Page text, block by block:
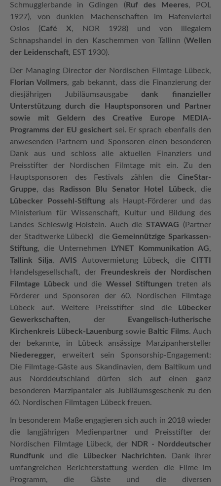
Schmugglerbande in Gdingen ( Ruf des Meeres, POL
1927), von dunklen Machenschaften im Hafenviertel
Oslos (Café X, NOR 1928) und von illegalem
Schnapshandel in den Kaschemmen von Tallinn (Wellen
der Leidenschaft, EST 1930).
Der Managing Director der Nordischen Filmtage Lübeck,
Florian Vollmers, gab bekannt, dass die Finanzierung der
diesjährigen Jubiläumsausgabedank finanzieller
Unterstützung durch die Hauptsponsoren und Partner
sowie mit Geldern des Creative Europe MEDIA-
Programms der EU gesichert sei. Er sprach ebenfalls den
anwesenden Partnern und Sponsoren einen besonderen
Dank aus und schloss alle aktuellen Finanziers und
Preisstifter der Nordischen Filmtage mit ein. Zu den
Hauptsponsoren des Festivals zählen die CineStar-
Gruppe, das Radisson Blu Senator Hotel Lübeck, die
Lübecker Possehl-Stiftungals Haupt-Förderer und das
Ministerium für Wissenschaft, Kultur und Bildung des
Landes Schleswig-Holstein. Auch dieSTAWAG (Partner
der Stadtwerke Lübeck) dieGemeinnützige Sparkassen-
Stiftung, die Unternehmen LYNET Kommunikation AG,
Tallink Silja, AVIS Autovermietung Lübeck, dieCITTI
Handelsgesellschaft, der Freundeskreis der Nordischen
Filmtage Lübeck und die Wessel Stiftungen treten als
Förderer und Sponsoren der 60. Nordischen Filmtage
Lübeck auf. Weitere Preisstifter sind die Lübecker
Gewerkschaften, der Evangelisch-lutherische
Kirchenkreis Lübeck-Lauenburg sowie Baltic Films. Auch
der bekannte, in Lübeck ansässige Marzipanhersteller
Niederegger, erweitert sein Sponsorship-Engagement:
Die Filmtage-Gäste aus Skandinavien, dem Baltikum und
aus Norddeutschland dürfen sich auf einen ganz
besonderen Marzipantaler als Jubiläumsgeschenk zu den
60. Nordischen Filmtagen Lübeck freuen.
In besonderem Maße engagieren sich auch in 2018 wieder
die langjährigen Medienpartner und Preisstifter der
Nordischen Filmtage Lübeck, der
NDR -
Norddeutscher
Rundfunk und die Lübecker Nachrichten. Dank ihrer
umfangreichen Berichterstattung werden die Filme im
Programm, die Gäste und die diversen